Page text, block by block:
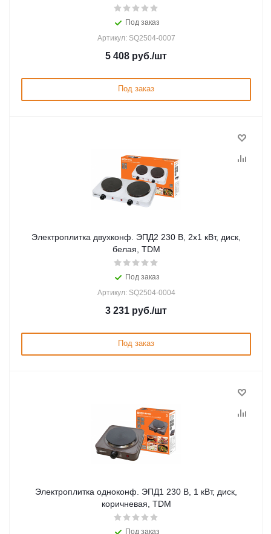
Под заказ
Артикул: SQ2504-0007
5 408 руб./шт
Под заказ
Электроплитка двухконф. ЭПД2 230 В, 2х1 кВт, диск,
белая, TDM
Под заказ
Артикул: SQ2504-0004
3 231 руб./шт
Под заказ
Электроплитка одноконф. ЭПД1 230 В, 1 кВт, диск,
коричневая, TDM
Под заказ